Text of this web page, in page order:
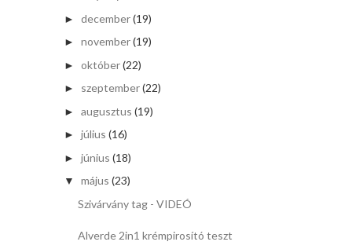
► december(19)
► november(19)
► október(22)
► szeptember(22)
► augusztus (19)
► július (16)
► június (18)
▼ május (23)
Szivárvány tag - VIDEÓ
Alverde 2in1 krémpirosító teszt